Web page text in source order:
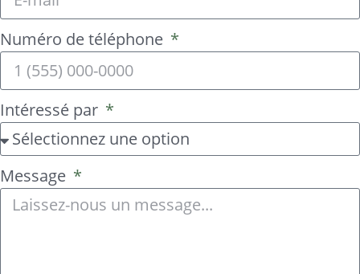
Numéro de téléphone
Intéressé par
Message